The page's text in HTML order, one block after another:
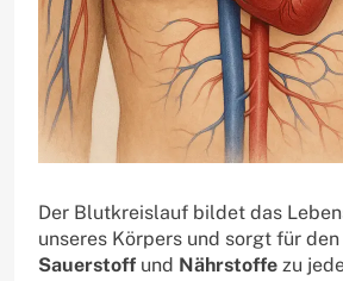
Der Blutkreislauf bildet das
unseres Körpers und sorgt für
Sauerstoff und Nährstoffe zu